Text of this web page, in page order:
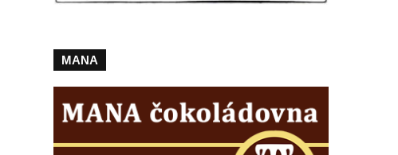
MANA